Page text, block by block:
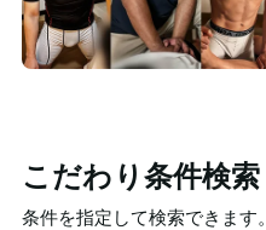
こだわり条件検索
条件を指定して検索できます。